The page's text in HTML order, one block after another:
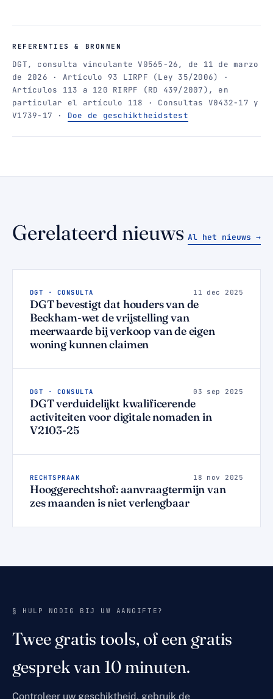
REFERENTIES & BRONNEN
DGT, consulta vinculante V0565-26, de 11 de marzo
de 2026 · Artículo 93 LIRPF (Ley 35/2006) ·
Artículos 113 a 120 RIRPF (RD 439/2007), en
particular el artículo 118 · Consultas V0432-17 y
V1739-17 · Doe de geschiktheidstest
Gerelateerd nieuws Al het nieuws →
DGT · CONSULTA 11 dec 2025
DGT bevestigt dat houders van de
Beckham-wet de vrijstelling van
meerwaarde bij verkoop van de eigen
woning kunnen claimen
DGT · CONSULTA 03 sep 2025
DGT verduidelijkt kwalificerende
activiteiten voor digitale nomaden in
V2103-25
RECHTSPRAAK 18 nov 2025
Hooggerechtshof: aanvraagtermijn van
zes maanden is niet verlengbaar
§ HULP NODIG BIJ UW AANGIFTE?
Twee gratis tools, of een gratis
gesprek van 10 minuten.
Controleer uw geschiktheid, gebruik de